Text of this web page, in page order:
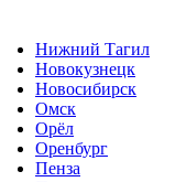
Нижний Тагил
Новокузнецк
Новосибирск
Омск
Орёл
Оренбург
Пенза